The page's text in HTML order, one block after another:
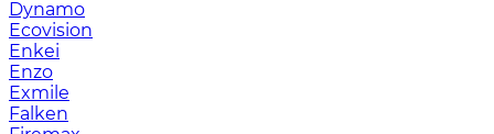
Dynamo
Ecovision
Enkei
Enzo
Exmile
Falken